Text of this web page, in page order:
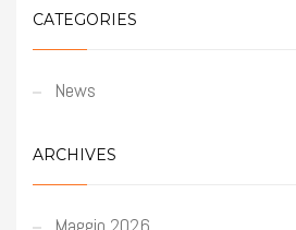
CATEGORIES
News
ARCHIVES